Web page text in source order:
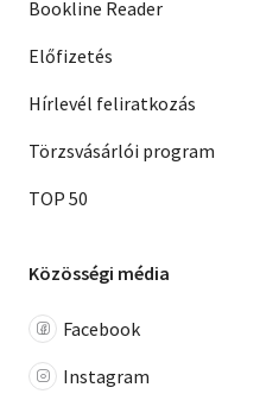
Bookline Reader
Előfizetés
Hírlevél feliratkozás
Törzsvásárlói program
TOP 50
Közösségi média
Facebook
Instagram